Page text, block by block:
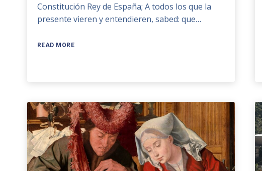
Constitución Rey de España; A todos los que la
presente vieren y entendieren, sabed: que…
READ MORE